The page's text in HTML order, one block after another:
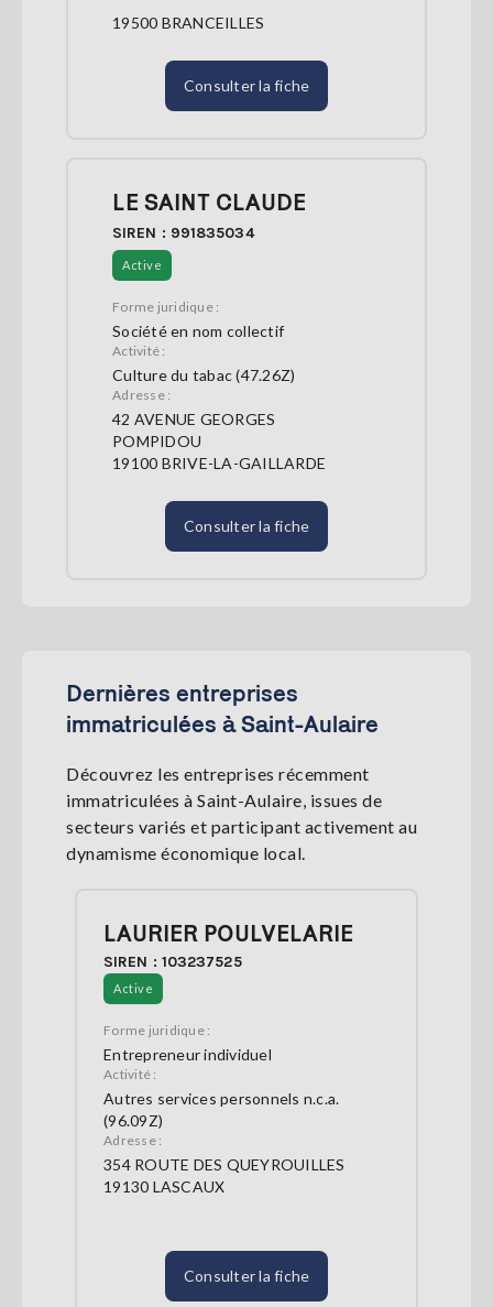
19500 BRANCEILLES
Consulter la fiche
LE SAINT CLAUDE
SIREN : 991835034
Active
Forme juridique :
Société en nom collectif
Activité :
Culture du tabac (47.26Z)
Adresse :
42 AVENUE GEORGES
POMPIDOU
19100 BRIVE-LA-GAILLARDE
Consulter la fiche
Dernières entreprises
immatriculées à Saint-Aulaire
Découvrez les entreprises récemment
immatriculées à Saint-Aulaire, issues de
secteurs variés et participant activement au
dynamisme économique local.
LAURIER POULVELARIE
SIREN : 103237525
Active
Forme juridique :
Entrepreneur individuel
Activité :
Autres services personnels n.c.a.
(96.09Z)
Adresse :
354 ROUTE DES QUEYROUILLES
19130 LASCAUX
Consulter la fiche